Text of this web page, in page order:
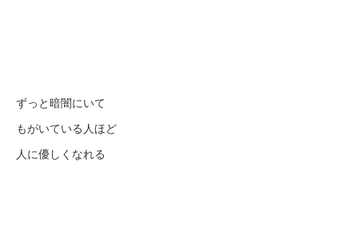
ずっと暗闇にいて
もがいている人ほど
人に優しくなれる